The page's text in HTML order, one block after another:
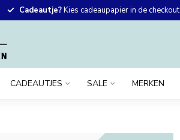
Cadeautje?Kies cadeaupapier in de checkout
CADEAUTJES SALE MERKEN